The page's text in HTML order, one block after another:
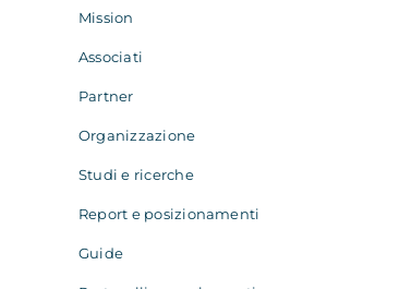
Mission
Associati
Partner
Organizzazione
Studi e ricerche
Report e posizionamenti
Guide